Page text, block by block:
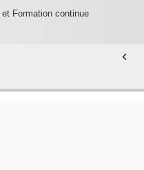
Formation continue